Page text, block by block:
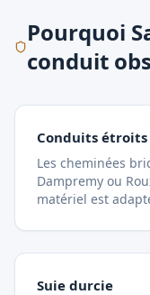
Pourquoi
conduit
Conduits
Les cheminées
Dampremy ou
matériel est
Suie durcie